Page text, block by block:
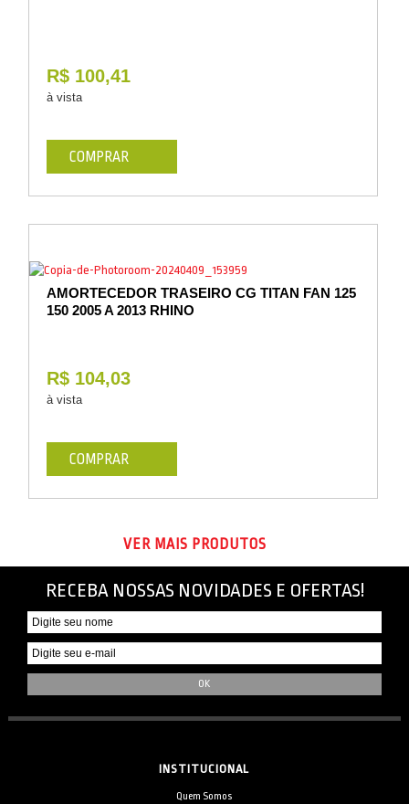
R$ 100,41
à vista
COMPRAR
AMORTECEDOR TRASEIRO CG TITAN FAN 125
150 2005 A 2013 RHINO
R$ 104,03
à vista
COMPRAR
VER MAIS PRODUTOS
RECEBA NOSSAS NOVIDADES E OFERTAS!
INSTITUCIONAL
Quem Somos